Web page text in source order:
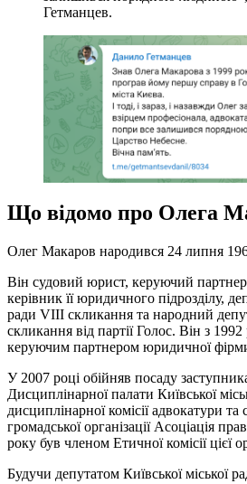
Гетманцев.
Що відомо про Олега
Олег Макаров народився 24 липня
Він судовий юрист, керуючий
керівник її юридичного підрозділу,
ради VIII скликання та народний
скликання від партії Голос. Він з
керуючим партнером юридичної
У 2007 році обійняв посаду
Дисциплінарної палати Київської
дисциплінарної комісії адвокатури
громадської організації Асоціація
року був членом Етичної комісії цієї
Будучи депутатом Київської міської